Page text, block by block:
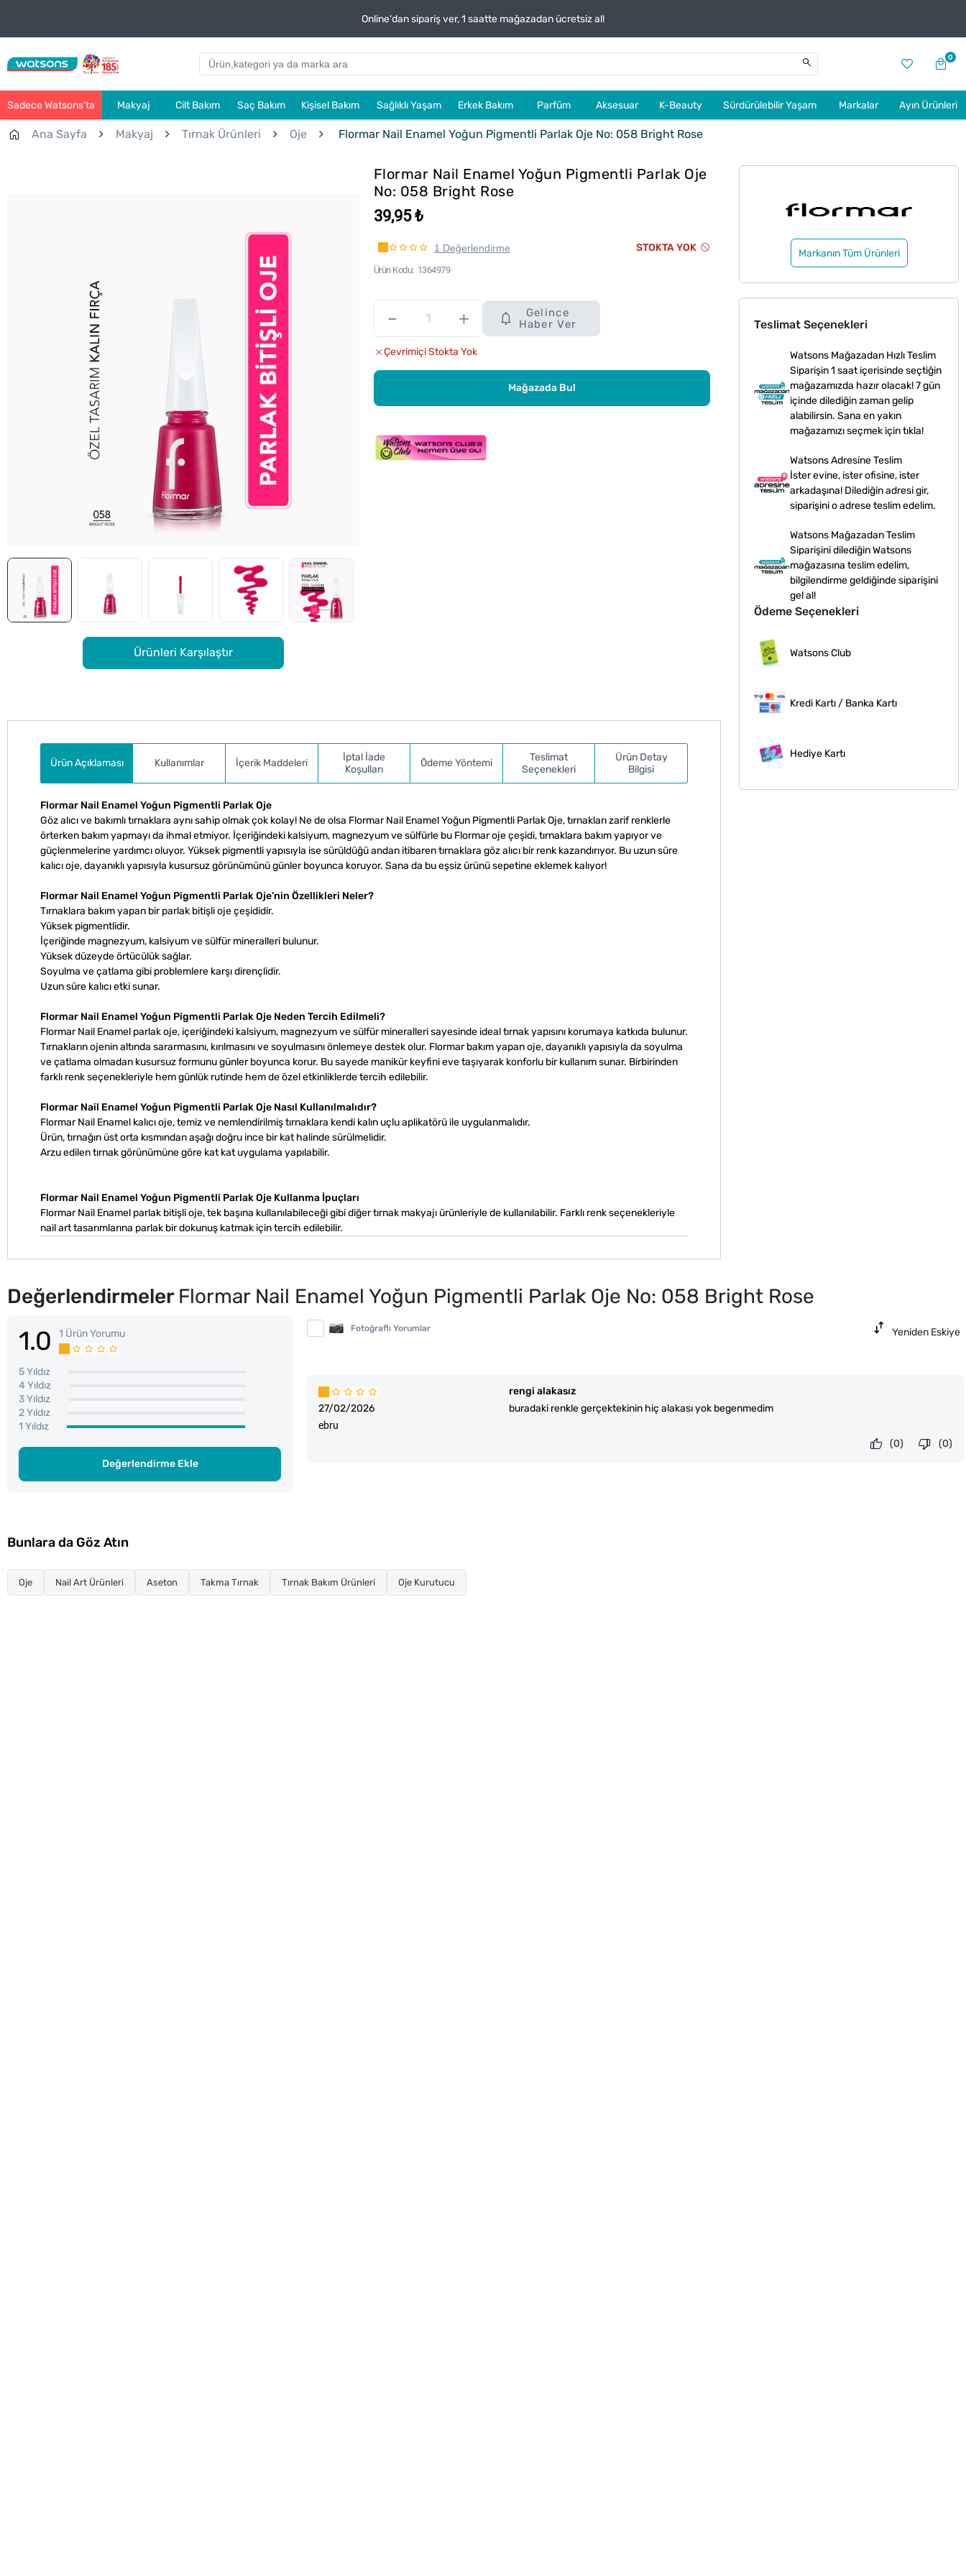
Online'dan sipariş ver, 1 saatte mağazadan ücretsiz al!
0
Sadece Watsons’ta Makyaj Cilt Bakım Saç Bakım Kişisel Bakım Sağlıklı Yaşam Erkek Bakım Parfüm Aksesuar K-Beauty Sürdürülebilir Yaşam Markalar Ayın Ürünleri
Ana Sayfa Makyaj Tırnak Ürünleri Oje Flormar Nail Enamel Yoğun Pigmentli Parlak Oje No: 058 Bright Rose
Ürünleri Karşılaştır
Flormar Nail Enamel Yoğun Pigmentli Parlak Oje
No: 058 Bright Rose
39,95 ₺
1 Değerlendirme STOKTA YOK
Ürün Kodu 1364979
– +
Gelince
Haber Ver
Çevrimiçi Stokta Yok
Mağazada Bul
Markanın Tüm Ürünleri
Teslimat Seçenekleri
Watsons Mağazadan Hızlı Teslim
Siparişin 1 saat içerisinde seçtiğin
mağazamızda hazır olacak! 7 gün
içinde dilediğin zaman gelip
alabilirsin. Sana en yakın
mağazamızı seçmek için tıkla!
Watsons Adresine Teslim
İster evine, ister ofisine, ister
arkadaşına! Dilediğin adresi gir,
siparişini o adrese teslim edelim.
Watsons Mağazadan Teslim
Siparişini dilediğin Watsons
mağazasına teslim edelim,
bilgilendirme geldiğinde siparişini
gel al!
Ödeme Seçenekleri
Watsons Club
Kredi Kartı / Banka Kartı
Hediye Kartı
Ürün Açıklaması
Kullanımlar İçerik Maddeleri
İptal İade
Koşulları
Ödeme Yöntemi
Teslimat
Seçenekleri
Ürün Detay
Bilgisi
Flormar Nail Enamel Yoğun Pigmentli Parlak Oje
Göz alıcı ve bakımlı tırnaklara aynı sahip olmak çok kolay! Ne de olsa Flormar Nail Enamel Yoğun Pigmentli Parlak Oje, tırnakları zarif renklerle
örterken bakım yapmayı da ihmal etmiyor. İçeriğindeki kalsiyum, magnezyum ve sülfürle bu Flormar oje çeşidi, tırnaklara bakım yapıyor ve
güçlenmelerine yardımcı oluyor. Yüksek pigmentli yapısıyla ise sürüldüğü andan itibaren tırnaklara göz alıcı bir renk kazandırıyor. Bu uzun süre
kalıcı oje, dayanıklı yapısıyla kusursuz görünümünü günler boyunca koruyor. Sana da bu eşsiz ürünü sepetine eklemek kalıyor!
Flormar Nail Enamel Yoğun Pigmentli Parlak Oje’nin Özellikleri Neler?
Tırnaklara bakım yapan bir parlak bitişli oje çeşididir.
Yüksek pigmentlidir.
İçeriğinde magnezyum, kalsiyum ve sülfür mineralleri bulunur.
Yüksek düzeyde örtücülük sağlar.
Soyulma ve çatlama gibi problemlere karşı dirençlidir.
Uzun süre kalıcı etki sunar.
Flormar Nail Enamel Yoğun Pigmentli Parlak Oje Neden Tercih Edilmeli?
Flormar Nail Enamel parlak oje, içeriğindeki kalsiyum, magnezyum ve sülfür mineralleri sayesinde ideal tırnak yapısını korumaya katkıda bulunur.
Tırnakların ojenin altında sararmasını, kırılmasını ve soyulmasını önlemeye destek olur. Flormar bakım yapan oje, dayanıklı yapısıyla da soyulma
ve çatlama olmadan kusursuz formunu günler boyunca korur. Bu sayede manikür keyfini eve taşıyarak konforlu bir kullanım sunar. Birbirinden
farklı renk seçenekleriyle hem günlük rutinde hem de özel etkinliklerde tercih edilebilir.
Flormar Nail Enamel Yoğun Pigmentli Parlak Oje Nasıl Kullanılmalıdır?
Flormar Nail Enamel kalıcı oje, temiz ve nemlendirilmiş tırnaklara kendi kalın uçlu aplikatörü ile uygulanmalıdır.
Ürün, tırnağın üst orta kısmından aşağı doğru ince bir kat halinde sürülmelidir.
Arzu edilen tırnak görünümüne göre kat kat uygulama yapılabilir.
Flormar Nail Enamel Yoğun Pigmentli Parlak Oje Kullanma İpuçları
Flormar Nail Enamel parlak bitişli oje, tek başına kullanılabileceği gibi diğer tırnak makyajı ürünleriyle de kullanılabilir. Farklı renk seçenekleriyle
nail art tasarımlarına parlak bir dokunuş katmak için tercih edilebilir.
Değerlendirmeler Flormar Nail Enamel Yoğun Pigmentli Parlak Oje No: 058 Bright Rose
1.0 1 Ürün Yorumu
5 Yıldız
4 Yıldız
3 Yıldız
2 Yıldız
1 Yıldız
Değerlendirme Ekle
Fotoğraflı Yorumlar Yeniden Eskiye
27/02/2026
rengi alakasız
buradaki renkle gerçektekinin hiç alakası yok begenmedim
ebru
(0)
(0)
Bunlara da Göz Atın
Oje Nail Art Ürünleri Aseton Takma Tırnak Tırnak Bakım Ürünleri Oje Kurutucu